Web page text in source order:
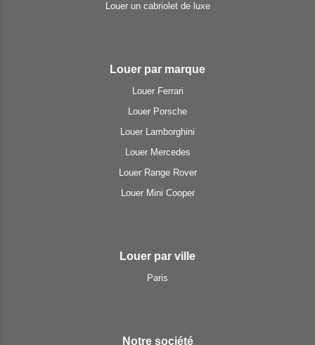
Louer un cabriolet de luxe
Louer par marque
Louer Ferrari
Louer Porsche
Louer Lamborghini
Louer Mercedes
Louer Range Rover
Louer Mini Cooper
Louer par ville
Paris
Notre société